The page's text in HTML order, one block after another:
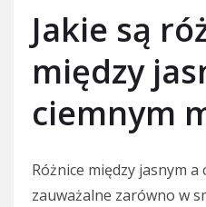
Jakie są
między
ciemnym
Różnice między jasnym
zauważalne zarówno w